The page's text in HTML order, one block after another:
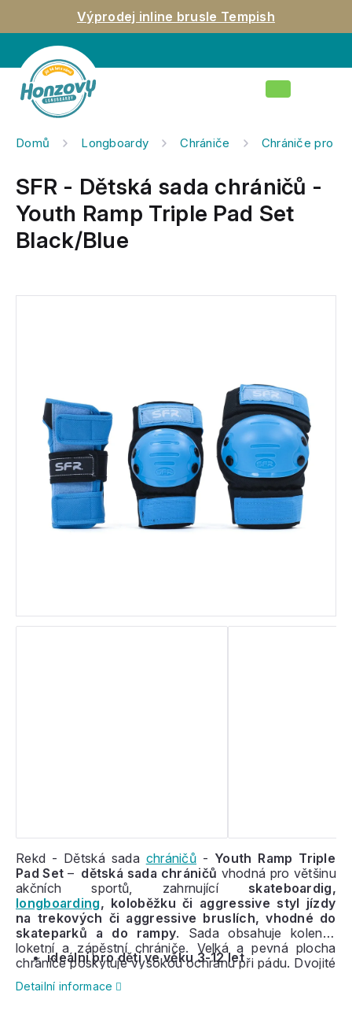
obsah
Výprodej inline brusle Tempish
Nákupní
Domů Longboardy Chrániče Chrániče pro
SFR - Dětská sada chráničů -
Youth Ramp Triple Pad Set
Black/Blue
Rekd - Dětská sada chráničů - Youth Ramp Triple
Pad Set – dětská sada chráničů vhodná pro většinu
akčních sportů, zahrnující skateboardig,
longboarding, koloběžku či aggressive styl jízdy
na trekových či aggressive bruslích, vhodné do
skateparků a do rampy. Sada obsahuje kolenní,
loketní a zápěstní chrániče. Velká a pevná plocha
chrániče poskytuje vysokou ochranu při pádu. Dvojité
široké řemeny pro bezpečné uchycení kolem loktu a
měkká podšívka pro extra pohodlí.
ideální pro děti ve věku 3-12 let
Detailní informace